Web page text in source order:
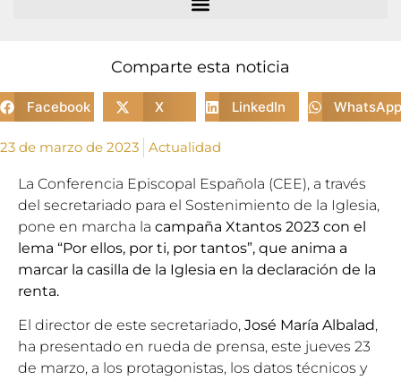
Comparte esta noticia
Facebook X LinkedIn WhatsApp
23 de marzo de 2023 Actualidad
La Conferencia Episcopal Española (CEE), a través
del secretariado para el Sostenimiento de la Iglesia,
pone en marcha la campaña Xtantos 2023 con el
lema “Por ellos, por ti, por tantos”, que anima a
marcar la casilla de la Iglesia en la declaración de la
renta.
El director de este secretariado, José María Albalad,
ha presentado en rueda de prensa, este jueves 23
de marzo, a los protagonistas, los datos técnicos y